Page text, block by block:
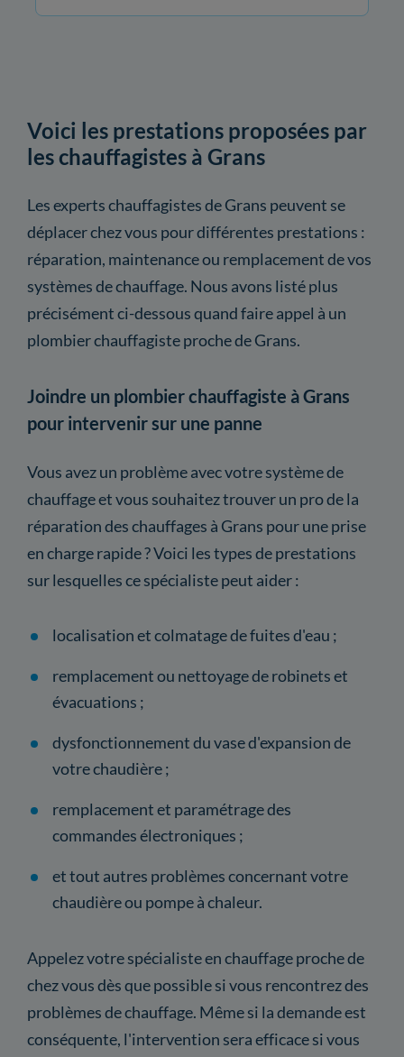
Voici les prestations proposées par
les chauffagistes à Grans
Les experts chauffagistes de Grans peuvent se
déplacer chez vous pour différentes prestations :
réparation, maintenance ou remplacement de vos
systèmes de chauffage. Nous avons listé plus
précisément ci-dessous quand faire appel à un
plombier chauffagiste proche de Grans.
Joindre un plombier chauffagiste à Grans
pour intervenir sur une panne
Vous avez un problème avec votre système de
chauffage et vous souhaitez trouver un pro de la
réparation des chauffages à Grans pour une prise
en charge rapide ? Voici les types de prestations
sur lesquelles ce spécialiste peut aider :
localisation et colmatage de fuites d'eau ;
remplacement ou nettoyage de robinets et
évacuations ;
dysfonctionnement du vase d'expansion de
votre chaudière ;
remplacement et paramétrage des
commandes électroniques ;
et tout autres problèmes concernant votre
chaudière ou pompe à chaleur.
Appelez votre spécialiste en chauffage proche de
chez vous dès que possible si vous rencontrez des
problèmes de chauffage. Même si la demande est
conséquente, l'intervention sera efficace si vous